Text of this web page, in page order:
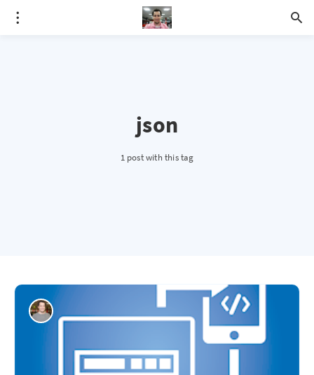
json
1 post with this tag